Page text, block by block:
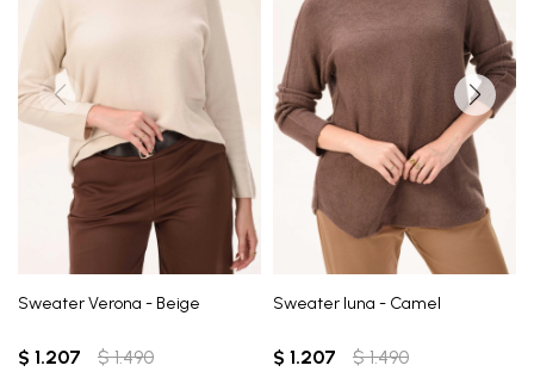
Sweater Verona - Beige
$ 1.207 $ 1.490
Sweater luna - Camel
$ 1.207 $ 1.490